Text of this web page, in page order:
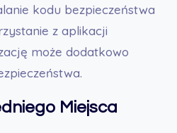
kodu bezpieczeństwa
z aplikacji
może dodatkowo
Miejsca